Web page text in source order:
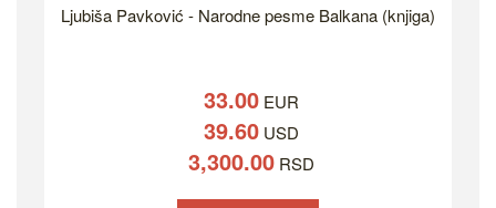
Ljubiša Pavković - Narodne pesme Balkana (knjiga)
33.00EUR
39.60USD
3,300.00RSD